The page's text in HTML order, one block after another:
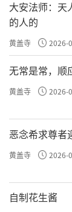
大安法师：天
的人的
黄盖寺 2026-
无常是常，顺
黄盖寺 2026-
恶念希求尊者
黄盖寺 2026-
自制花生酱